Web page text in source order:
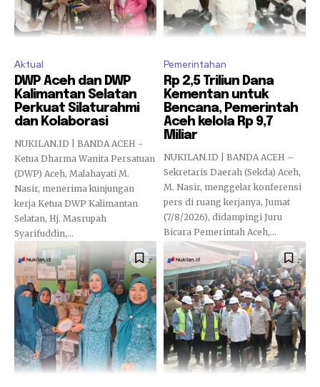
Aktual
DWP Aceh dan DWP
Kalimantan Selatan
Perkuat Silaturahmi
dan Kolaborasi
NUKILAN.ID | BANDA ACEH -
Ketua Dharma Wanita Persatuan
(DWP) Aceh, Malahayati M.
Nasir, menerima kunjungan
kerja Ketua DWP Kalimantan
Selatan, Hj. Masrupah
Syarifuddin,...
Pemerintahan
Rp 2,5 Triliun Dana
Kementan untuk
Bencana, Pemerintah
Aceh kelola Rp 9,7
Miliar
NUKILAN.ID | BANDA ACEH –
Sekretaris Daerah (Sekda) Aceh,
M. Nasir, menggelar konferensi
pers di ruang kerjanya, Jumat
(7/8/2026), didampingi Juru
Bicara Pemerintah Aceh,...